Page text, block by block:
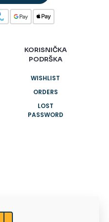
KORISNIČKA
PODRŠKA
WISHLIST
ORDERS
LOST
PASSWORD